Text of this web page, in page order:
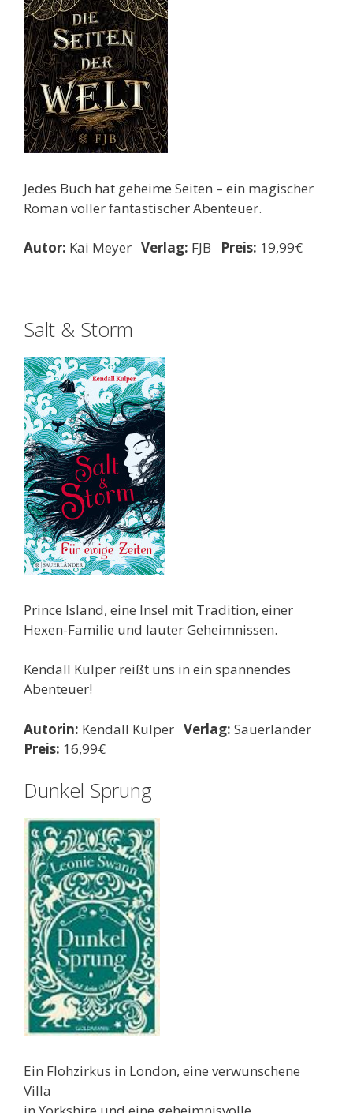
Jedes Buch hat geheime Seiten – ein magischer
Roman voller fantastischer Abenteuer.
Autor: Kai Meyer Verlag: FJB Preis: 19,99€
Salt & Storm
Prince Island, eine Insel mit Tradition, einer
Hexen-Familie und lauter Geheimnissen.
Kendall Kulper reißt uns in ein spannendes
Abenteuer!
Autorin: Kendall Kulper Verlag: Sauerländer
Preis: 16,99€
Dunkel Sprung
Ein Flohzirkus in London, eine verwunschene
Villa